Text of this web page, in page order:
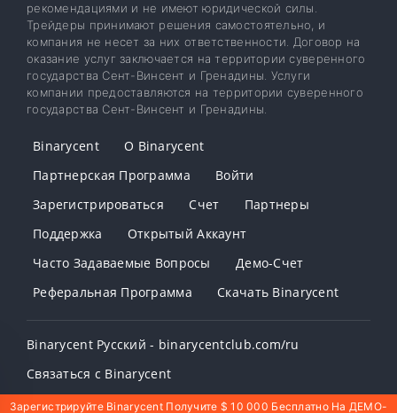
рекомендациями и не имеют юридической силы.
Трейдеры принимают решения самостоятельно, и
компания не несет за них ответственности. Договор на
оказание услуг заключается на территории суверенного
государства Сент-Винсент и Гренадины. Услуги
компании предоставляются на территории суверенного
государства Сент-Винсент и Гренадины.
Binarycent
О Binarycent
Партнерская Программа
Войти
Зарегистрироваться
Счет
Партнеры
Поддержка
Открытый Аккаунт
Часто Задаваемые Вопросы
Демо-Счет
Реферальная Программа
Скачать Binarycent
Binarycent Русский - binarycentclub.com/ru
Связаться с Binarycent
Зарегистрируйте Binarycent Получите $ 10 000 Бесплатно На ДЕМО-